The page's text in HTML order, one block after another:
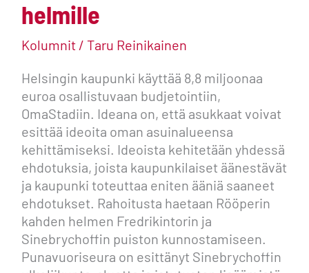
helmille
Kolumnit/ Taru Reinikainen
Helsingin kaupunki käyttää 8,8 miljoonaa
euroa osallistuvaan budjetointiin,
OmaStadiin. Ideana on, että asukkaat voivat
esittää ideoita oman asuinalueensa
kehittämiseksi. Ideoista kehitetään yhdessä
ehdotuksia, joista kaupunkilaiset äänestävät
ja kaupunki toteuttaa eniten ääniä saaneet
ehdotukset. Rahoitusta haetaan Rööperin
kahden helmen Fredrikintorin ja
Sinebrychoffin puiston kunnostamiseen.
Punavuoriseura on esittänyt Sinebrychoffin